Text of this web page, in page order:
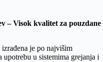
– Visok kvalitet za pouzdane
je po najvišim
upotrebu u sistemima grejanja i